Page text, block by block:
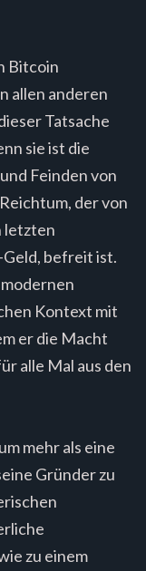
Bitcoin
allen anderen
Tatsache
sie ist die
Feinden von
der von
letzten
befreit ist.
Kontext mit
er die Macht
alle Mal aus den
mehr als eine
Gründer zu
zu einem